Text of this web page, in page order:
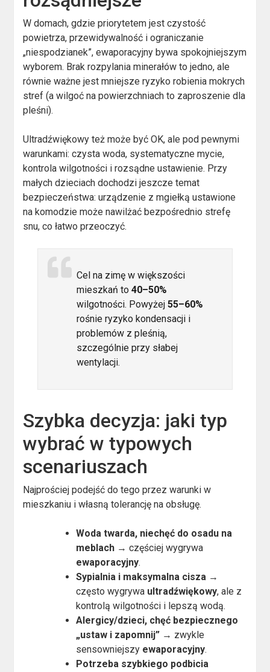
W domach, gdzie priorytetem jest czystość
powietrza, przewidywalność i ograniczanie
„niespodzianek”, ewaporacyjny bywa spokojniejszym
wyborem. Brak rozpylania minerałów to jedno, ale
równie ważne jest mniejsze ryzyko robienia mokrych
stref (a wilgoć na powierzchniach to zaproszenie dla
pleśni).
Ultradźwiękowy też może być OK, ale pod pewnymi
warunkami: czysta woda, systematyczne mycie,
kontrola wilgotności i rozsądne ustawienie. Przy
małych dzieciach dochodzi jeszcze temat
bezpieczeństwa: urządzenie z mgiełką ustawione
na komodzie może nawilżać bezpośrednio strefę
snu, co łatwo przeoczyć.
Cel na zimę w większości
mieszkań to40–50%
wilgotności. Powyżej55–60%
rośnie ryzyko kondensacji i
problemów z pleśnią,
szczególnie przy słabej
wentylacji.
Szybka decyzja: jaki typ
wybrać w typowych
scenariuszach
Najprościej podejść do tego przez warunki w
mieszkaniu i własną tolerancję na obsługę.
Woda twarda, niechęć do osadu na
meblach → częściej wygrywa
ewaporacyjny.
Sypialnia i maksymalna cisza →
często wygrywa ultradźwiękowy, ale z
kontrolą wilgotności i lepszą wodą.
Alergicy/dzieci, chęć bezpiecznego
„ustaw i zapomnij” → zwykle
sensowniejszy ewaporacyjny.
Potrzeba szybkiego podbicia